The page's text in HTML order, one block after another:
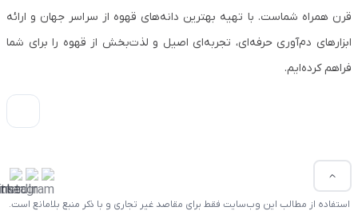
قرن همراه شماست. با تهیه بهترین دانه‌های قهوه از سراسر جهان و ارائه
ابزارهای دم‌آوری حرفه‌ای، تجربه‌ای اصیل و لذت‌بخش از قهوه را برای شما
فراهم کرده‌ایم.
استفاده از مطالب این وب‌سایت فقط برای مقاصد غیر تجاری و با ذکر منبع بلامانع است.